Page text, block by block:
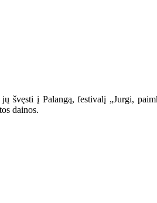
švęsti į Palangą, festivalį „Jurgi,
dainos.